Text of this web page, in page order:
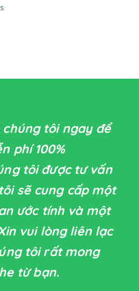
tôi ngay để
phí 100%
tôi được tư vấn
sẽ cung cấp một
ước tính và một
vui lòng liên lạc
tôi rất mong
từ bạn.